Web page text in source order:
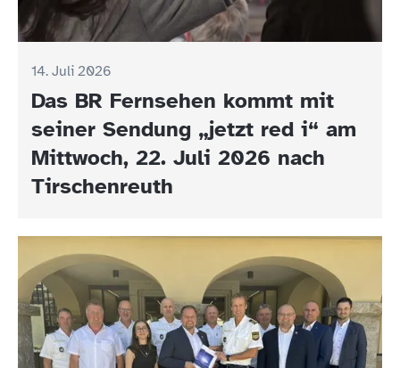
14. Juli 2026
Das BR Fernsehen kommt mit
seiner Sendung „jetzt red i“ am
Mittwoch, 22. Juli 2026 nach
Tirschenreuth